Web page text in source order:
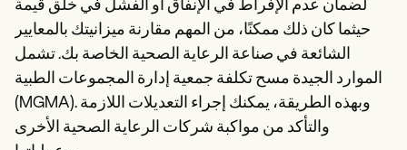
لضمان عدم الإفراط في الإنفاق أو الفشل في خلق قيمة
حيثما كان ذلك ممكنًا، من المهم مقارنة ميزانيتك بالمعايير
الشائعة في صناعة الرعاية الصحية الخاصة بك. تشمل
الموارد الجيدة مسح تكلفة جمعية إدارة المجموعات الطبية
(MGMA). وبهذه الطريقة، يمكنك إجراء التعديلات اللازمة
والتأكد من مواكبة شركات الرعاية الصحية الأخرى